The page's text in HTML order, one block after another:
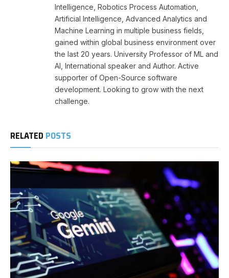
Intelligence, Robotics Process Automation,
Artificial Intelligence, Advanced Analytics and
Machine Learning in multiple business fields,
gained within global business environment over
the last 20 years. University Professor of ML and
AI, International speaker and Author. Active
supporter of Open-Source software
development. Looking to grow with the next
challenge.
RELATED POSTS